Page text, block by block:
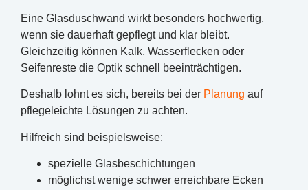
Eine Glasduschwand wirkt besonders hochwertig,
wenn sie dauerhaft gepflegt und klar bleibt.
Gleichzeitig können Kalk, Wasserflecken oder
Seifenreste die Optik schnell beeinträchtigen.
Deshalb lohnt es sich, bereits bei der Planung auf
pflegeleichte Lösungen zu achten.
Hilfreich sind beispielsweise:
spezielle Glasbeschichtungen
möglichst wenige schwer erreichbare Ecken